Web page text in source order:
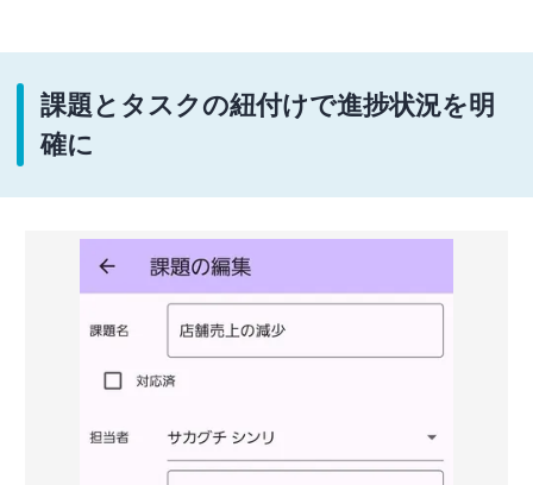
課題とタスクの紐付けで進捗状況を明
確に